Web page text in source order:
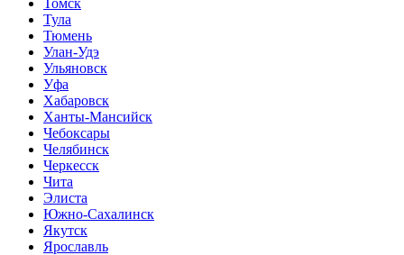
Томск
Тула
Тюмень
Улан-Удэ
Ульяновск
Уфа
Хабаровск
Ханты-Мансийск
Чебоксары
Челябинск
Черкесск
Чита
Элиста
Южно-Сахалинск
Якутск
Ярославль